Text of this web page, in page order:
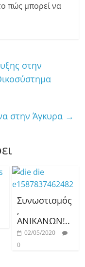
πώς μπορεί να
στην
στην Άγκυρα →
Συνωστισμός
,
ΑΝΙΚΑΝΩΝ!..
02/05/2020
0